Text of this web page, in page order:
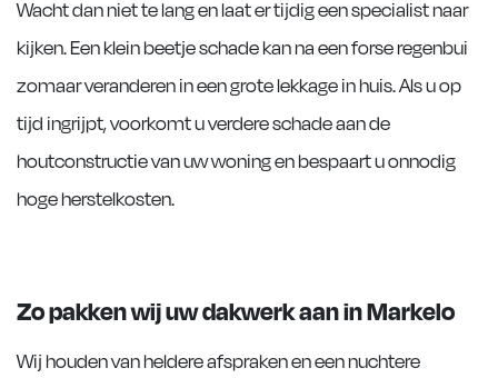
Wacht dan niet te lang en laat er tijdig een specialist naar
kijken. Een klein beetje schade kan na een forse regenbui
zomaar veranderen in een grote lekkage in huis. Als u op
tijd ingrijpt, voorkomt u verdere schade aan de
houtconstructie van uw woning en bespaart u onnodig
hoge herstelkosten.
Zo pakken wij uw dakwerk aan in Markelo
Wij houden van heldere afspraken en een nuchtere